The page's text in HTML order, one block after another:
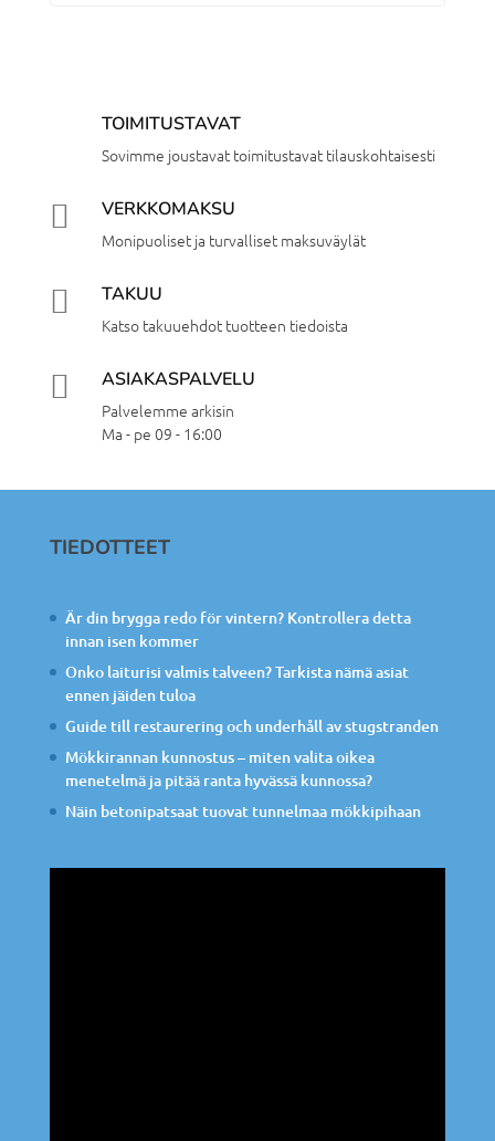
TOIMITUSTAVAT
Sovimme joustavat toimitustavat tilauskohtaisesti
 VERKKOMAKSU
Monipuoliset ja turvalliset maksuväylät
 TAKUU
Katso takuuehdot tuotteen tiedoista
 ASIAKASPALVELU
Palvelemme arkisin
Ma - pe 09 - 16:00
TIEDOTTEET
Är din brygga redo för vintern? Kontrollera detta
innan isen kommer
Onko laiturisi valmis talveen? Tarkista nämä asiat
ennen jäiden tuloa
Guide till restaurering och underhåll av stugstranden
Mökkirannan kunnostus – miten valita oikea
menetelmä ja pitää ranta hyvässä kunnossa?
Näin betonipatsaat tuovat tunnelmaa mökkipihaan